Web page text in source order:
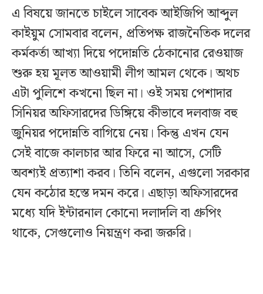
এ বিষয়ে জানতে চাইলে সাবেক আইজিপি আব্দুল
কাইয়ুম সোমবার বলেন, প্রতিপক্ষ রাজনৈতিক দলের
কর্মকর্তা আখ্যা দিয়ে পদোন্নতি ঠেকানোর রেওয়াজ
শুরু হয় মূলত আওয়ামী লীগ আমল থেকে। অথচ
এটা পুলিশে কখনো ছিল না। ওই সময় পেশাদার
সিনিয়র অফিসারদের ডিঙ্গিয়ে কীভাবে দলবাজ বহু
জুনিয়র পদোন্নতি বাগিয়ে নেয়। কিন্তু এখন যেন
সেই বাজে কালচার আর ফিরে না আসে, সেটি
অবশ্যই প্রত্যাশা করব। তিনি বলেন, এগুলো সরকার
যেন কঠোর হস্তে দমন করে। এছাড়া অফিসারদের
মধ্যে যদি ইন্টারনাল কোনো দলাদলি বা গ্রুপিং
থাকে, সেগুলোও নিয়ন্ত্রণ করা জরুরি।